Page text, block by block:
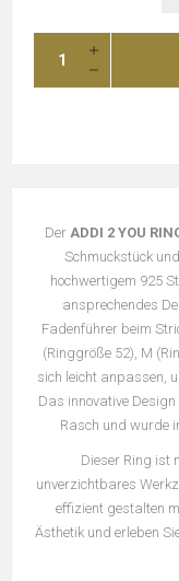
Der ADDI 2 YOU
Schmuckstück
hochwertigem 925
ansprechendes
Fadenführer beim
(Ringgröße 52), M
sich leicht anpassen,
Das innovative
Rasch und wurde
Dieser Ring ist
unverzichtbares
effizient gestalten
Ästhetik und erleben